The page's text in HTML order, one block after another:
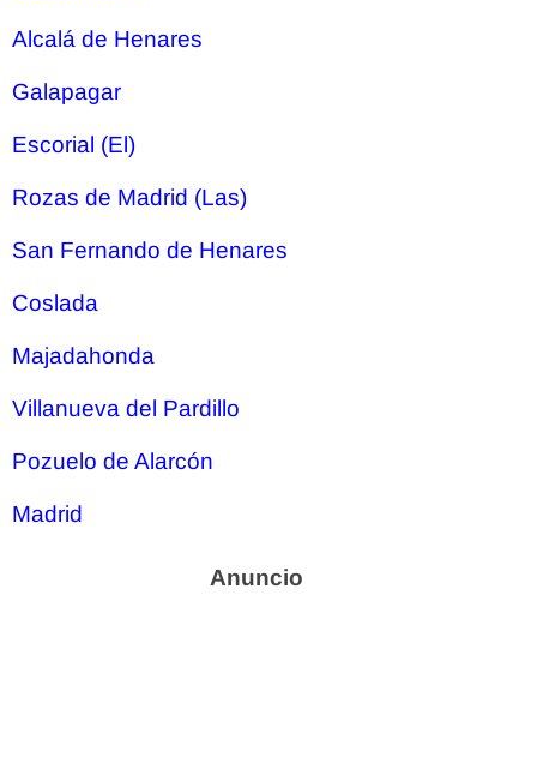
Alcalá de Henares
Galapagar
Escorial (El)
Rozas de Madrid (Las)
San Fernando de Henares
Coslada
Majadahonda
Villanueva del Pardillo
Pozuelo de Alarcón
Madrid